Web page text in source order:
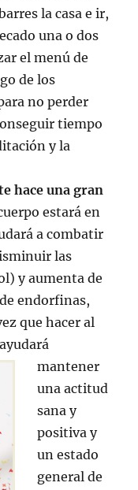
la casa e ir,
una o dos
el menú de
de los
no perder
tiempo
y la
hace una gran
estará en
a combatir
las
y aumenta de
endorfinas,
que hacer al
mantener
una actitud
sana y
positiva y
un estado
general de